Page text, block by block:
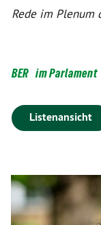
Rede im Plenum
BER im Parlament
Listenansicht